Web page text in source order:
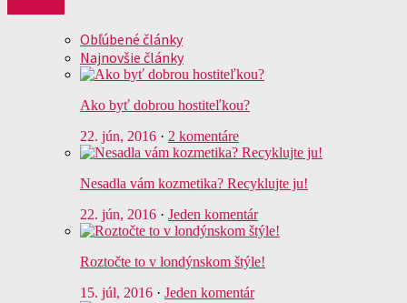
Obľúbené články
Najnovšie články
Ako byť dobrou hostiteľkou?
22. jún, 2016 · 2 komentáre
Nesadla vám kozmetika? Recyklujte ju!
22. jún, 2016 · Jeden komentár
Roztočte to v londýnskom štýle!
15. júl, 2016 · Jeden komentár